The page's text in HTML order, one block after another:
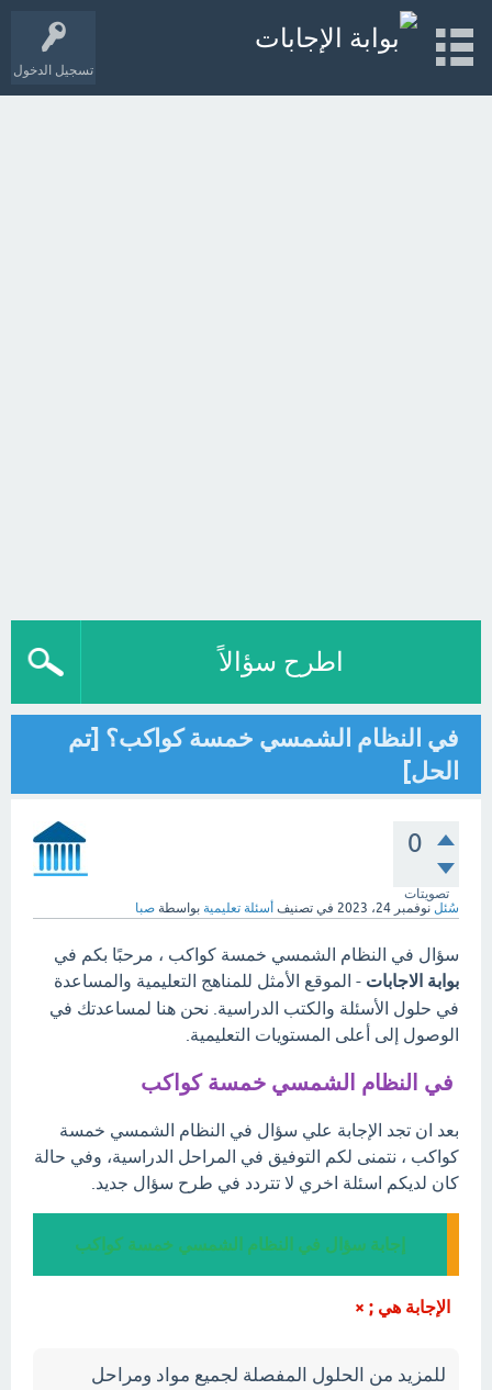
تسجيل الدخول
اطرح سؤالاً
في النظام الشمسي خمسة كواكب؟ [تم
الحل]
0
تصويتات
سُئل نوفمبر 24، 2023 في تصنيف أسئلة تعليمية بواسطة صبا
سؤال في النظام الشمسي خمسة كواكب ، مرحبًا بكم في
بوابة الاجابات - الموقع الأمثل للمناهج التعليمية والمساعدة
في حلول الأسئلة والكتب الدراسية. نحن هنا لمساعدتك في
الوصول إلى أعلى المستويات التعليمية.
في النظام الشمسي خمسة كواكب
بعد ان تجد الإجابة علي سؤال في النظام الشمسي خمسة
كواكب ، نتمنى لكم التوفيق في المراحل الدراسية، وفي حالة
كان لديكم اسئلة اخري لا تتردد في طرح سؤال جديد.
إجابة سؤال في النظام الشمسي خمسة كواكب
الإجابة هي ; ×
للمزيد من الحلول المفصلة لجميع مواد ومراحل